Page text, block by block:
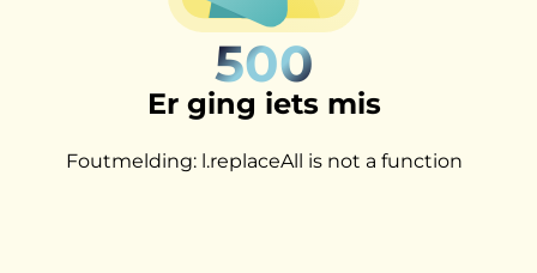
500
Er ging iets mis
Foutmelding: l.replaceAll is not a function